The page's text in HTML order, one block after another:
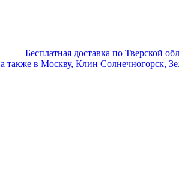
Бесплатная доставка по Тверской
а также в Москву, Клин Солнечногорск,